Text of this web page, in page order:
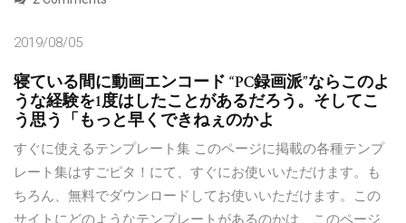
2019/08/05
寝ている間に動画エンコード “PC録画派”ならこのよ
うな経験を1度はしたことがあるだろう。そしてこ
う思う「もっと早くできねぇのかよ
すぐに使えるテンプレート集 このページに掲載の各種テンプ
レート集はすごピタ！にて、すぐにお使いいただけます。も
ちろん、無料でダウンロードしてお使いいただけます。この